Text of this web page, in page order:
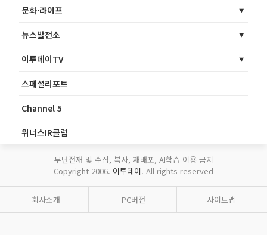
문화·라이프
뉴스발전소
이투데이TV
스페셜리포트
Channel 5
위너스IR클럽
무단전재 및 수집, 복사, 재배포, AI학습 이용 금지
Copyright 2006. 이투데이. All rights reserved
회사소개 PC버전 사이트맵